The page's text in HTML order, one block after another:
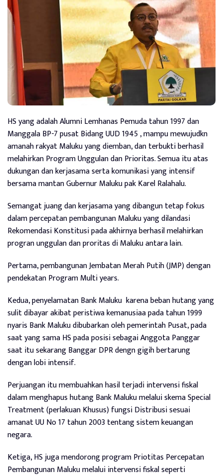
HS yang adalah Alumni Lemhanas Pemuda tahun 1997 dan
Manggala BP-7 pusat Bidang UUD 1945 , mampu mewujudkn
amanah rakyat Maluku yang diemban, dan terbukti berhasil
melahirkan Program Unggulan dan Prioritas. Semua itu atas
dukungan dan kerjasama serta komunikasi yang intensif
bersama mantan Gubernur Maluku pak Karel Ralahalu.
Semangat juang dan kerjasama yang dibangun tetap fokus
dalam percepatan pembangunan Maluku yang dilandasi
Rekomendasi Konstitusi pada akhirnya berhasil melahirkan
progran unggulan dan proritas di Maluku antara lain.
Pertama, pembangunan Jembatan Merah Putih (JMP) dengan
pendekatan Program Multi years.
Kedua, penyelamatan Bank Maluku karena beban hutang yang
sulit dibayar akibat peristiwa kemanusiaa pada tahun 1999
nyaris Bank Maluku dibubarkan oleh pemerintah Pusat, pada
saat yang sama HS pada posisi sebagai Anggota Panggar
saat itu sekarang Banggar DPR dengn gigih bertarung
dengan lobi intensif.
Perjuangan itu membuahkan hasil terjadi intervensi fiskal
dalam menghapus hutang Bank Maluku melalui skema Special
Treatment (perlakuan Khusus) fungsi Distribusi sesuai
amanat UU No 17 tahun 2003 tentang sistem keuangan
negara.
Ketiga, HS juga mendorong program Priotitas Percepatan
Pembangunan Maluku melalui intervensi fiskal seperti